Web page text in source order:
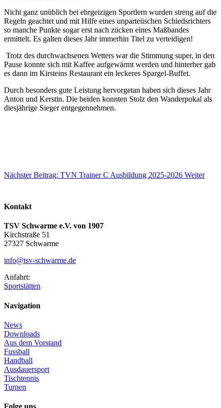
Nicht ganz unüblich bei ehrgeizigen Sportlern wurden streng auf die
Regeln geachtet und mit Hilfe eines unparteiischen Schiedsrichters
so manche Punkte sogar erst nach zücken eines Maßbandes
ermittelt. Es galten dieses Jahr immerhin Titel zu verteidigen!
Trotz des durchwachsenen Wetters war die Stimmung super, in den
Pause konnte sich mit Kaffee aufgewärmt werden und hinterher gab
es dann im Kirsteins Restaurant ein leckeres Spargel-Buffet.
Durch besonders gute Leistung hervorgetan haben sich dieses Jahr
Anton und Kerstin. Die beiden konnten Stolz den Wanderpokal als
diesjährige Sieger entgegennehmen.
Nächster Beitrag: TVN Trainer C Ausbildung 2025-2026 Weiter
Kontakt
TSV Schwarme e.V. von 1907
Kirchstraße 51
27327 Schwarme
info@tsv-schwarme.de
Anfahrt:
Sportstätten
Navigation
News
Downloads
Aus dem Vorstand
Fussball
Handball
Ausdauersport
Tischtennis
Turnen